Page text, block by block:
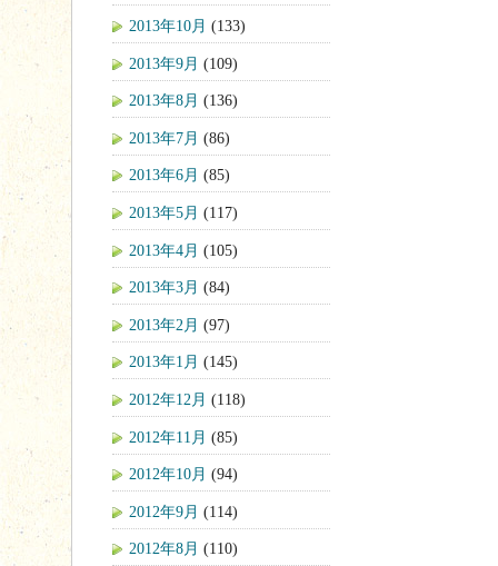
2013年10月 (133)
2013年9月 (109)
2013年8月 (136)
2013年7月 (86)
2013年6月 (85)
2013年5月 (117)
2013年4月 (105)
2013年3月 (84)
2013年2月 (97)
2013年1月 (145)
2012年12月 (118)
2012年11月 (85)
2012年10月 (94)
2012年9月 (114)
2012年8月 (110)